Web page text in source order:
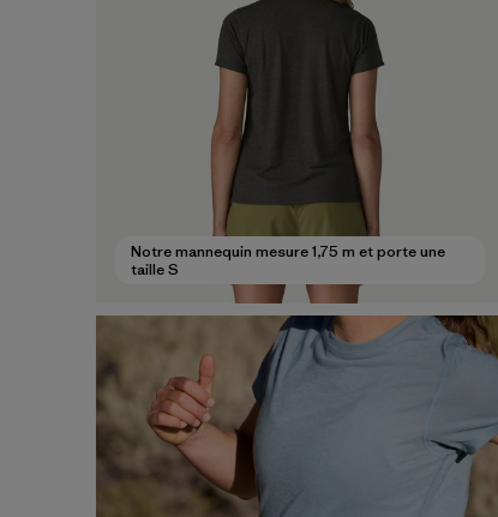
Notre mannequin mesure 1,75 m et porte une
taille S